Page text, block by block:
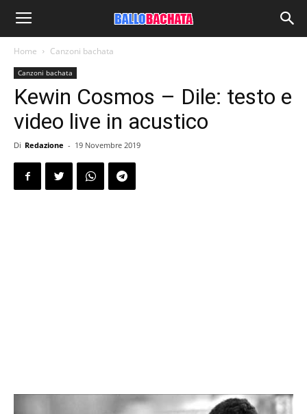
Home Canzoni bachata
Canzoni bachata
Kewin Cosmos – Dile: testo e
video live in acustico
Di Redazione - 19 Novembre 2019